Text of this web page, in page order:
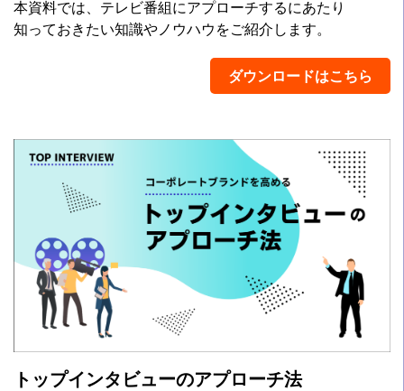
本資料では、テレビ番組にアプローチするにあたり
知っておきたい知識やノウハウをご紹介します。
ダウンロードはこちら
トップインタビューのアプローチ法